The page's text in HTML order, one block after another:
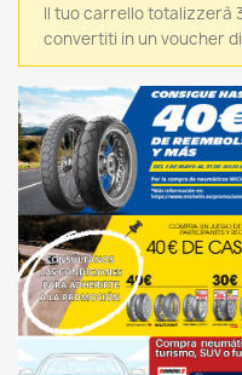
Il tuo carrello totalizzerà
convertiti in un voucher di